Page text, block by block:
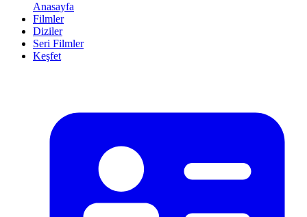
Anasayfa
Filmler
Diziler
Seri Filmler
Keşfet